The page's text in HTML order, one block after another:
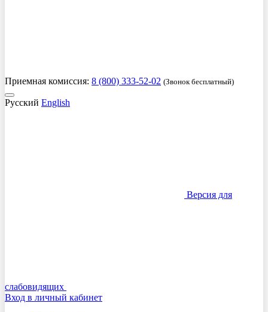
Приемная комиссия: 8 (800) 333-52-02 (Звонок бесплатный)
Русский English
Версия для
слабовидящих
Вход в личный кабинет